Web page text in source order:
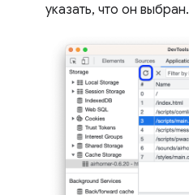
указать, что он выбран.